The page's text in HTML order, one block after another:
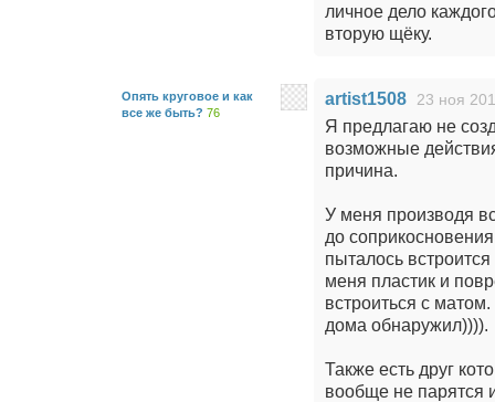
личное дело
вторую щёку.
Опять круговое и как
все же быть? 76
artist1508 23 ноя
Я предлагаю не
возможные
причина.
У меня производя
до
пыталось
меня пластик и
встроиться с
дома обнаружил)))).
Также есть друг
вообще не парятся